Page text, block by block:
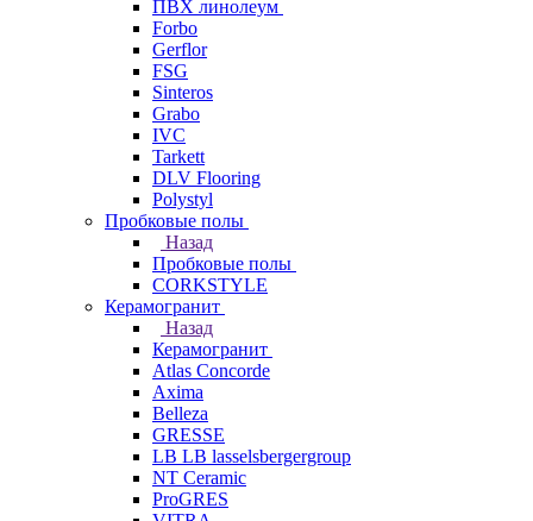
ПВХ линолеум
Forbo
Gerflor
FSG
Sinteros
Grabo
IVC
Tarkett
DLV Flooring
Polystyl
Пробковые полы
Назад
Пробковые полы
CORKSTYLE
Керамогранит
Назад
Керамогранит
Atlas Concorde
Axima
Belleza
GRESSE
LB LB lasselsbergergroup
NT Ceramic
ProGRES